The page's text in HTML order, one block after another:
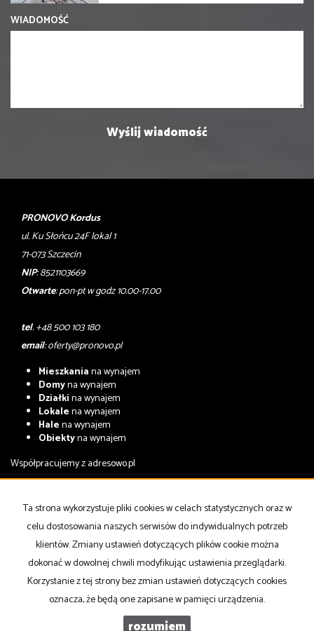
WIADOMOŚĆ
PRONOVO Kordus
ul. Ku Słońcu 24F lokal 1
71-073 Szczecin
NIP: 8521103669
Otwarte: pon-pt w godz 10.00-17.00
tel. +48 500 103 180
email:oferty@pronovo.pl
Mieszkaniana wynajem
Domyna wynajem
Działkina wynajem
Lokalena wynajem
Halena wynajem
Obiektyna wynajem
Współpracujemy zadresowo.pl
Domyna sprzedaż
Działkina sprzedaż
Lokalena sprzedaż
Halena sprzedaż
Obiekty na sprzedaż
Strona główna notatnik Kup Sprzedaj Kontakt
Ta strona wykorzystuje pliki cookies w celach statystycznych oraz w
celu dostosowania naszych serwisów do indywidualnych potrzeb
klientów. Zmiany ustawień dotyczących plików cookie można
dokonać w dowolnej chwili modyfikując ustawienia przeglądarki.
Korzystanie z tej strony bez zmian ustawień dotyczących cookies
oznacza, że będą one zapisane w pamięci urządzenia.
rozumiem